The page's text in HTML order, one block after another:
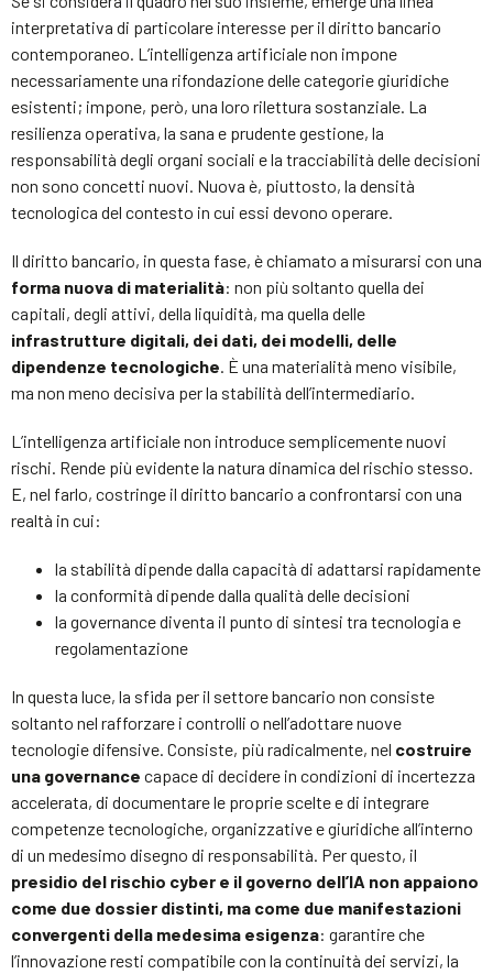
interpretativa di particolare interesse per il diritto bancario
contemporaneo. L’intelligenza artificiale non impone
necessariamente una rifondazione delle categorie giuridiche
esistenti; impone, però, una loro rilettura sostanziale. La
resilienza operativa, la sana e prudente gestione, la
responsabilità degli organi sociali e la tracciabilità delle decisioni
non sono concetti nuovi. Nuova è, piuttosto, la densità
tecnologica del contesto in cui essi devono operare.
Il diritto bancario, in questa fase, è chiamato a misurarsi con una
forma nuova di materialità: non più soltanto quella dei
capitali, degli attivi, della liquidità, ma quella delle
infrastrutture digitali, dei dati, dei modelli, delle
dipendenze tecnologiche. È una materialità meno visibile,
ma non meno decisiva per la stabilità dell’intermediario.
L’intelligenza artificiale non introduce semplicemente nuovi
rischi. Rende più evidente la natura dinamica del rischio stesso.
E, nel farlo, costringe il diritto bancario a confrontarsi con una
realtà in cui:
la stabilità dipende dalla capacità di adattarsi rapidamente
la conformità dipende dalla qualità delle decisioni
la governance diventa il punto di sintesi tra tecnologia e
regolamentazione
In questa luce, la sfida per il settore bancario non consiste
soltanto nel rafforzare i controlli o nell’adottare nuove
tecnologie difensive. Consiste, più radicalmente, nel costruire
una governance capace di decidere in condizioni di incertezza
accelerata, di documentare le proprie scelte e di integrare
competenze tecnologiche, organizzative e giuridiche all’interno
di un medesimo disegno di responsabilità. Per questo, il
presidio del rischio cyber e il governo dell’IA non appaiono
come due dossier distinti, ma come due manifestazioni
convergenti della medesima esigenza: garantire che
l’innovazione resti compatibile con la continuità dei servizi, la